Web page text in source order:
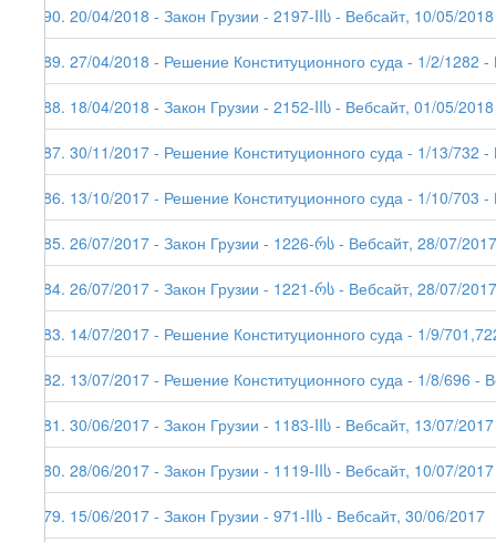
190. 20/04/2018 - Закон Грузии - 2197-IIს - Вебсайт, 10/05/2018
189. 27/04/2018 - Решение Конституционного суда - 1/2/1282
188. 18/04/2018 - Закон Грузии - 2152-IIს - Вебсайт, 01/05/2018
187. 30/11/2017 - Решение Конституционного суда - 1/13/732
186. 13/10/2017 - Решение Конституционного суда - 1/10/703
185. 26/07/2017 - Закон Грузии - 1226-რს - Вебсайт, 28/07/2017
184. 26/07/2017 - Закон Грузии - 1221-რს - Вебсайт, 28/07/
183. 14/07/2017 - Решение Конституционного суда - 1/9/
182. 13/07/2017 - Решение Конституционного суда - 1/8/696 -
181. 30/06/2017 - Закон Грузии - 1183-IIს - Вебсайт, 13/07/2017
180. 28/06/2017 - Закон Грузии - 1119-IIს - Вебсайт, 10/07/2017
179. 15/06/2017 - Закон Грузии - 971-IIს - Вебсайт, 30/06/2017